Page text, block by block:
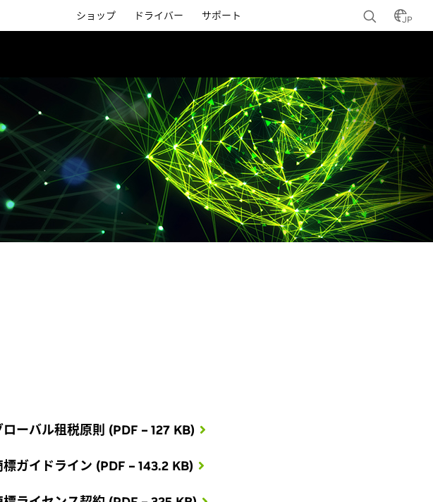
ショップ ドライバー サポート JP
ローバル租税原則 (PDF – 127 KB)
標ガイドライン (PDF – 143.2 KB)